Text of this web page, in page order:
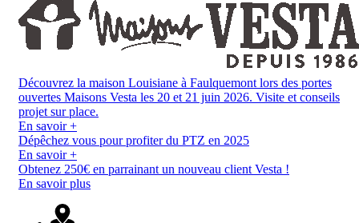
Découvrez la maison Louisiane à Faulquemont lors des portes
ouvertes Maisons Vesta les 20 et 21 juin 2026. Visite et conseils
projet sur place.
En savoir +
Dépêchez vous pour profiter du PTZ en 2025
En savoir +
Obtenez 250€ en parrainant un nouveau client Vesta !
En savoir plus